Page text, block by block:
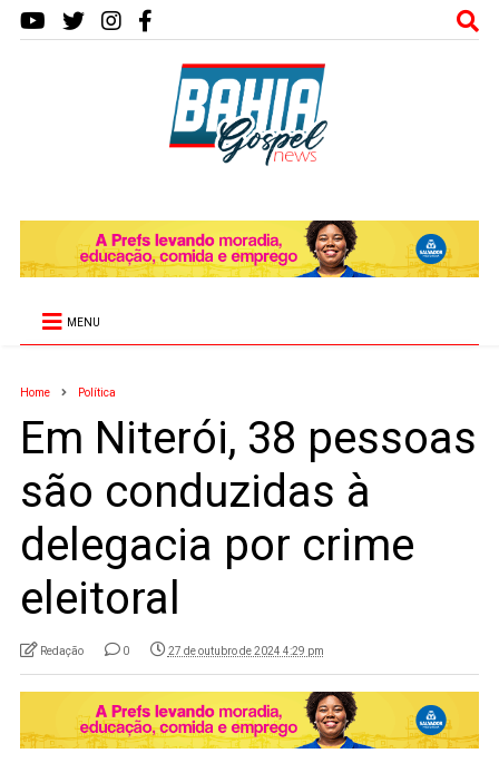
MENU
Home Política
Em Niterói, 38 pessoas
são conduzidas à
delegacia por crime
eleitoral
Redação 0 27 de outubro de 2024 4:29 pm